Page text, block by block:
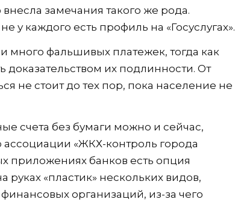
замечания такого же рода.
у каждого есть профиль на «Госуслугах».
много фальшивых платежек, тогда как
их подлинности. От
не стоит до тех пор, пока население не
счета без бумаги можно и сейчас,
«ЖКХ-контроль города
приложениях банков есть опция
руках «пластик» нескольких видов,
организаций, из-за чего